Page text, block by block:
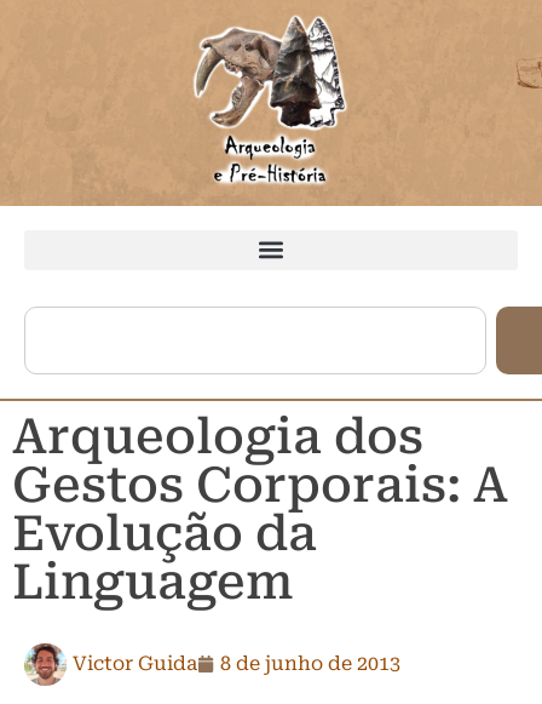
Arqueologia dos
Gestos Corporais: A
Evolução da
Linguagem
Victor Guida 8 de junho de 2013